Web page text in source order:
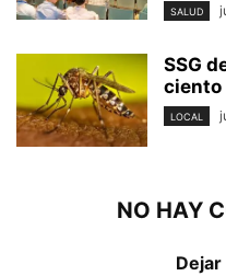
SALUD
SSG
ciento
LOCAL
NO HAY